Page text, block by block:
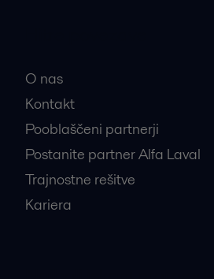
O nas
Kontakt
Pooblaščeni partnerji
Postanite partner Alfa Laval
Trajnostne rešitve
Kariera